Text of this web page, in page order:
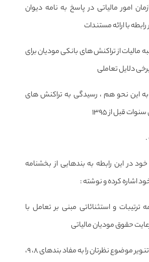
امور مالیاتی در پاسخ به نامه دیوان
با ارائه مستندات
مالیات از تراکنش های بانکی مودیان برای
این نحو هم ، رسیدگی به تراکنش های
قبل از ۱۳۹۵
.
در این رابطه به بندهایی از بخشنامه
ترتیبات و استثنائاتی مبنی بر تعامل با
حقوق مودیان مالیاتی
قائل شده که برای تنویر موضوع نظرتان را به مفاد بندهای ۸، ۹،